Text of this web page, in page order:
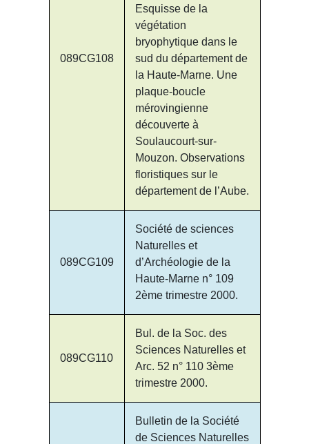
089CG108
Esquisse de la
végétation
bryophytique dans le
sud du département de
la Haute-Marne. Une
plaque-boucle
mérovingienne
découverte à
Soulaucourt-sur-
Mouzon. Observations
floristiques sur le
département de l’Aube.
089CG109
Société de sciences
Naturelles et
d’Archéologie de la
Haute-Marne n° 109
2ème trimestre 2000.
089CG110
Bul. de la Soc. des
Sciences Naturelles et
Arc. 52 n° 110 3ème
trimestre 2000.
Bulletin de la Société
de Sciences Naturelles